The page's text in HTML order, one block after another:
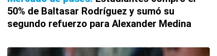
50% de Baltasar Rodríguez y sumó su
segundo refuerzo para Alexander Medina